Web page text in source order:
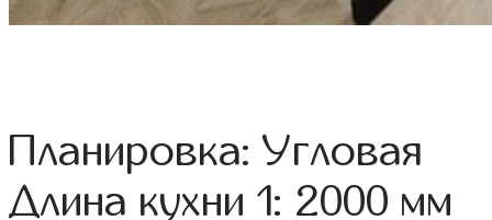
Планировка: Угловая
Длина кухни 1: 2000 мм